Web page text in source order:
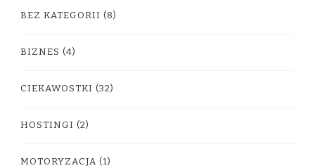
BEZ KATEGORII (8)
BIZNES (4)
CIEKAWOSTKI (32)
HOSTINGI (2)
MOTORYZACJA (1)